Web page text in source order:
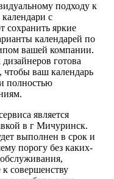
подходу к
с
сохранить яркие
календарей по
вашей компании.
готова
ваш календарь
полностью
является
в г Мичуринск.
выполнен в срок и
порогу без каких-
совершенству